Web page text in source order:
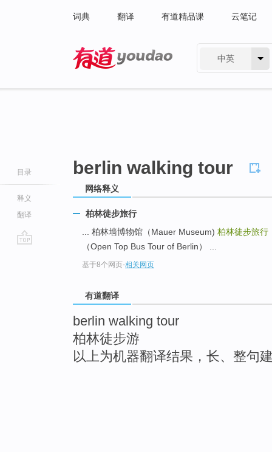
词典 翻译 有道精品课 云笔记
中英
目录
释义
翻译
berlin walking tour
网络释义
柏林徒步旅行
... 柏林墙博物馆（Mauer Museum) 柏林徒步旅行
（Open Top Bus Tour of Berlin） ...
基于8个网页-相关网页
有道翻译
berlin walking tour
柏林徒步游
以上为机器翻译结果，长、整句